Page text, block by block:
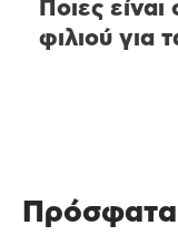
Ποιες είναι
φιλιού για